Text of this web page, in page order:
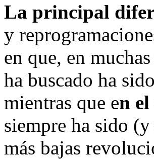
La principal
y
en que, en
ha buscado ha
mientras que en
siempre ha sido
más bajas